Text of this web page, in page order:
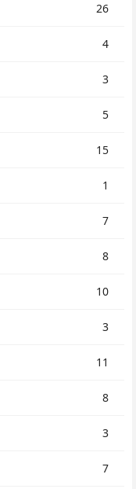
26
4
3
5
15
1
7
8
10
3
11
8
3
7